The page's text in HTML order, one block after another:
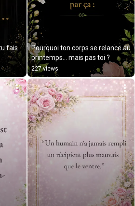
fais
Pourquoi ton corps se relance au
printemps… mais pas toi ?
227 views